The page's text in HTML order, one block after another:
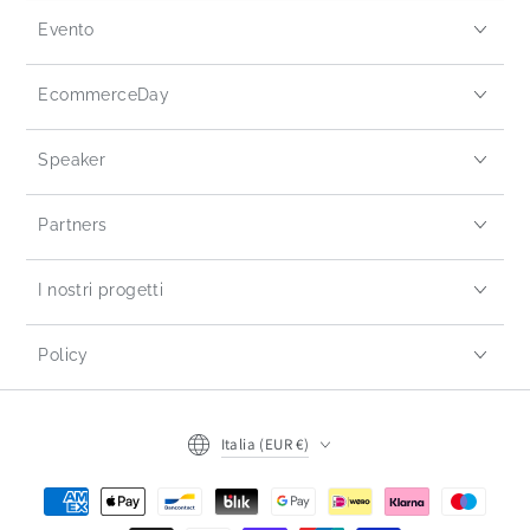
Evento
EcommerceDay
Speaker
Partners
I nostri progetti
Policy
Italia (EUR €)